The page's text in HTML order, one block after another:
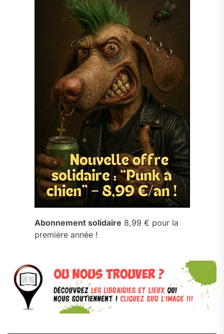
Abonnement solidaire 8,99 € pour la
première année !